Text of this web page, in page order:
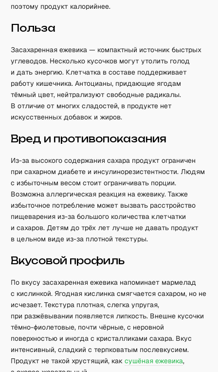
поэтому продукт калорийнее.
Польза
Засахаренная ежевика — компактный источник быстрых
углеводов. Несколько кусочков могут утолить голод
и дать энергию. Клетчатка в составе поддерживает
работу кишечника. Антоцианы, придающие ягодам
тёмный цвет, нейтрализуют свободные радикалы.
В отличие от многих сладостей, в продукте нет
искусственных добавок и жиров.
Вред и противопоказания
Из-за высокого содержания сахара продукт ограничен
при сахарном диабете и инсулинорезистентности. Людям
с избыточным весом стоит ограничивать порции.
Возможна аллергическая реакция на ежевику. Также
избыточное потребление может вызвать расстройство
пищеварения из-за большого количества клетчатки
и сахаров. Детям до трёх лет лучше не давать продукт
в цельном виде из-за плотной текстуры.
Вкусовой профиль
По вкусу засахаренная ежевика напоминает мармелад
с кислинкой. Ягодная кислинка смягчается сахаром, но не
исчезает. Текстура плотная, слегка упругая,
при разжёвывании появляется липкость. Внешне кусочки
тёмно-фиолетовые, почти чёрные, с неровной
поверхностью и иногда с кристалликами сахара. Вкус
интенсивный, сладкий с терпковатым послевкусием.
Продукт не такой хрустящий, каксушёная ежевика,